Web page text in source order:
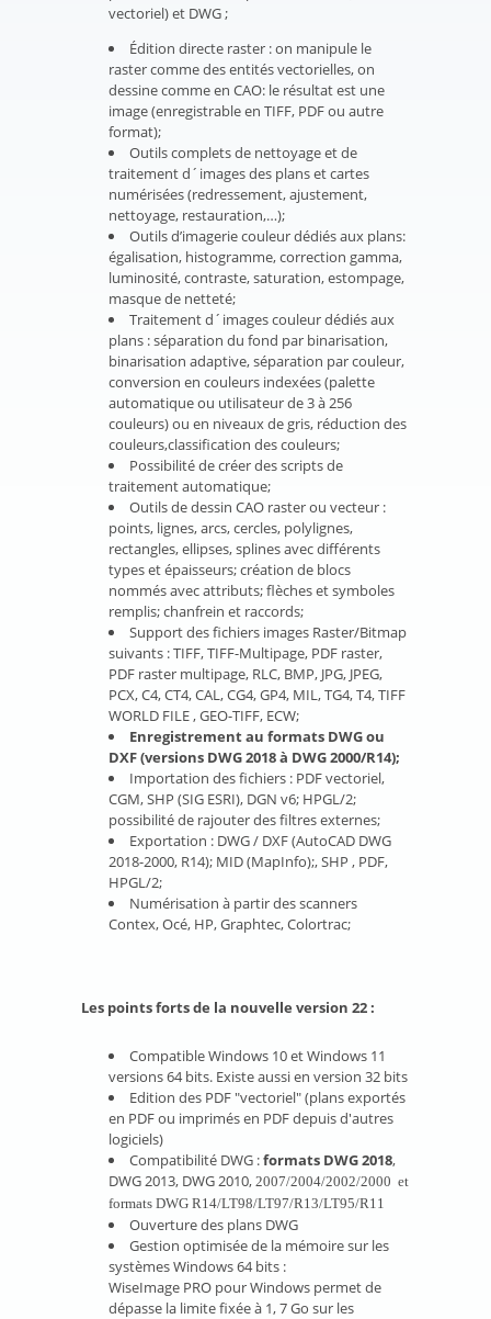
vectoriel) et DWG ;
Édition directe raster : on manipule le
raster comme des entités vectorielles, on
dessine comme en CAO: le résultat est une
image (enregistrable en TIFF, PDF ou autre
format);
Outils complets de nettoyage et de
traitement d´images des plans et cartes
numérisées (redressement, ajustement,
nettoyage, restauration,…);
Outils d’imagerie couleur dédiés aux plans:
égalisation, histogramme, correction gamma,
luminosité, contraste, saturation, estompage,
masque de netteté;
Traitement d´images couleur dédiés aux
plans : séparation du fond par binarisation,
binarisation adaptive, séparation par couleur,
conversion en couleurs indexées (palette
automatique ou utilisateur de 3 à 256
couleurs) ou en niveaux de gris, réduction des
couleurs,classification des couleurs;
Possibilité de créer des scripts de
traitement automatique;
Outils de dessin CAO raster ou vecteur :
points, lignes, arcs, cercles, polylignes,
rectangles, ellipses, splines avec différents
types et épaisseurs; création de blocs
nommés avec attributs; flèches et symboles
remplis; chanfrein et raccords;
Support des fichiers images Raster/Bitmap
suivants : TIFF, TIFF-Multipage, PDF raster,
PDF raster multipage, RLC, BMP, JPG, JPEG,
PCX, C4, CT4, CAL, CG4, GP4, MIL, TG4, T4, TIFF
WORLD FILE , GEO-TIFF, ECW;
Enregistrement au formats DWG ou
DXF (versions DWG 2018 à DWG 2000/R14);
Importation des fichiers : PDF vectoriel,
CGM, SHP (SIG ESRI), DGN v6; HPGL/2;
possibilité de rajouter des filtres externes;
Exportation : DWG / DXF (AutoCAD DWG
2018-2000, R14); MID (MapInfo);, SHP , PDF,
HPGL/2;
Numérisation à partir des scanners
Contex, Océ, HP, Graphtec, Colortrac;
Les points forts de la nouvelle version 22 :
Compatible Windows 10 et Windows 11
versions 64 bits. Existe aussi en version 32 bits
Edition des PDF "vectoriel" (plans exportés
en PDF ou imprimés en PDF depuis d'autres
logiciels)
Compatibilité DWG : formats DWG 2018,
DWG 2013, DWG 2010, 2007/2004/2002/2000  et
formats DWG R14/LT98/LT97/R13/LT95/R11
Ouverture des plans DWG
Gestion optimisée de la mémoire sur les
systèmes Windows 64 bits :
WiseImage PRO pour Windows permet de
dépasse la limite fixée à 1, 7 Go sur les